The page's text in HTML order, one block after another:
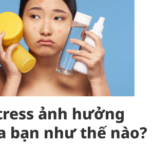
ảnh hưởng
bạn như thế nào?